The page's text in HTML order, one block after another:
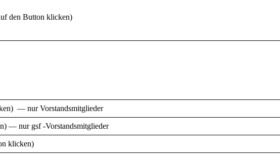
den Button klicken)
— nur Vorstandsmitglieder
— nur gsf -Vorstandsmitglieder
klicken)